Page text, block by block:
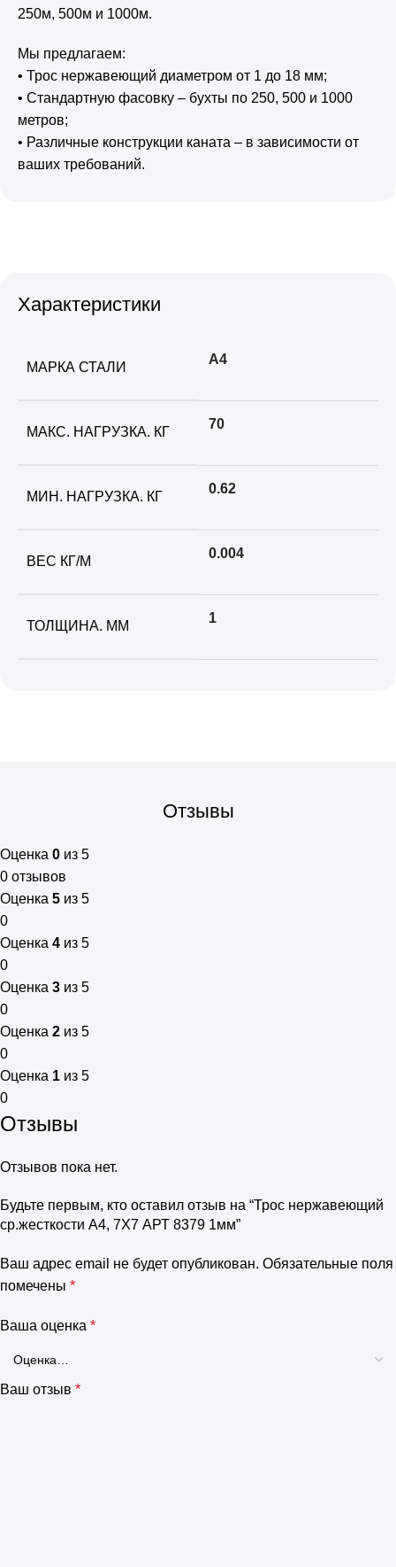
250м, 500м и 1000м.
Мы предлагаем:
• Трос нержавеющий диаметром от 1 до 18 мм;
• Стандартную фасовку – бухты по 250, 500 и 1000
метров;
• Различные конструкции каната – в зависимости от
ваших требований.
Характеристики
МАРКА СТАЛИ
А4
МАКС. НАГРУЗКА. КГ
70
МИН. НАГРУЗКА. КГ
0.62
ВЕС КГ/М
0.004
ТОЛЩИНА. ММ
1
Отзывы
Оценка 0 из 5
0 отзывов
Оценка 5 из 5
0
Оценка 4 из 5
0
Оценка 3 из 5
0
Оценка 2 из 5
0
Оценка 1 из 5
0
Отзывы
Отзывов пока нет.
Будьте первым, кто оставил отзыв на “Трос нержавеющий
ср.жесткости А4, 7Х7 АРТ 8379 1мм”
Ваш адрес email не будет опубликован. Обязательные поля
помечены *
Ваша оценка *
Ваш отзыв *